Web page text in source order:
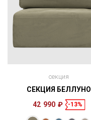
Размеры
секция
СЕКЦИЯ БЕЛЛУНО
42 990 ₽
-13%